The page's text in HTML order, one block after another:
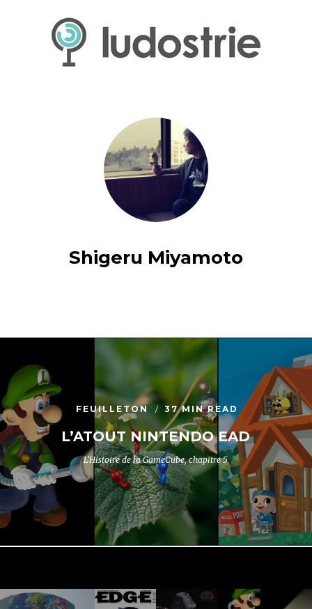
Shigeru Miyamoto
FEUILLETON 37 MIN READ
L’ATOUT NINTENDO EAD
L'Histoire de la GameCube, chapitre 5